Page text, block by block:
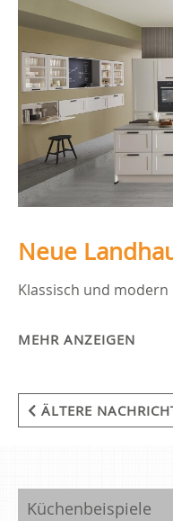
Neue
Klassisch und
MEHR ANZEIGEN
ÄLTERE
Küchenbeispiele